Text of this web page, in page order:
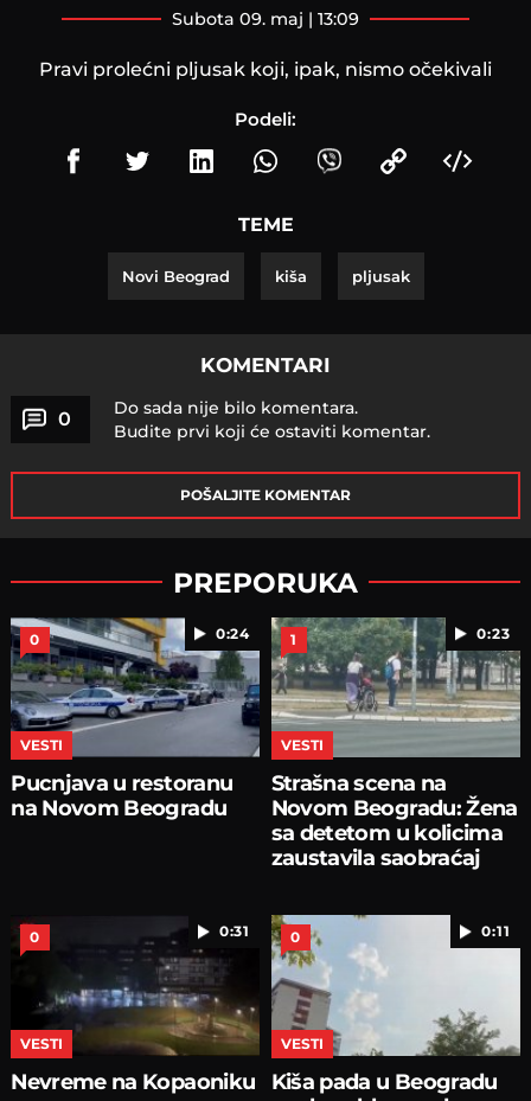
subota 09. maj | 13:09
Pravi prolećni pljusak koji, ipak, nismo očekivali
Podeli:
TEME
Novi Beograd kiša pljusak
KOMENTARI
0
Do sada nije bilo komentara.
Budite prvi koji će ostaviti komentar.
POŠALJITE KOMENTAR
PREPORUKA
0:24
0
VESTI
Pucnjava u restoranu
na Novom Beogradu
0:23
1
VESTI
Strašna scena na
Novom Beogradu: Žena
sa detetom u kolicima
zaustavila saobraćaj
0:31
0
VESTI
Nevreme na Kopaoniku
0:11
0
VESTI
Kiša pada u Beogradu